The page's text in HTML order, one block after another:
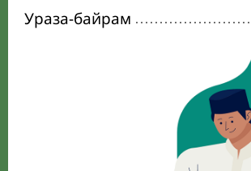
Ураза-байрам